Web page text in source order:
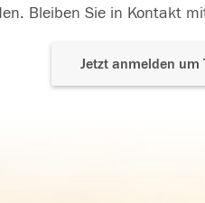
Bleiben Sie in Kontakt
Jetzt anmelden um